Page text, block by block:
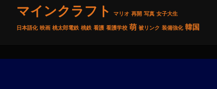
マインクラフト マリオ 再開 写真 女子大生
日本語化 映画 桃太郎電鉄 桃鉄 看護 看護学校 萌 被リンク 装備強化 韓国